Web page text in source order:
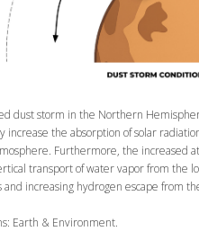
dust storm in the Northern
increase the absorption of solar
Furthermore, the increased
transport of water vapor from the
increasing hydrogen escape from
Earth & Environment.